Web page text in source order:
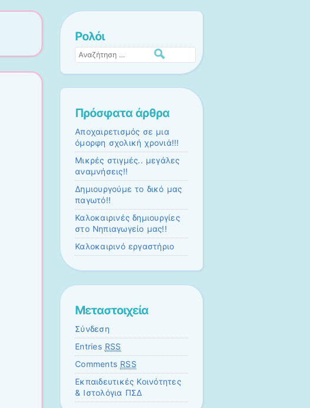
Ρολόι
Αναζήτηση
Πρόσφατα άρθρα
Αποχαιρετισμός σε μια
όμορφη σχολική χρονιά!!!
Μικρές στιγμές.. μεγάλες
αναμνήσεις!!
Δημιουργούμε το δικό μας
παγωτό!!
Καλοκαιρινές δημιουργίες
στο Νηπιαγωγείο μας!!
Καλοκαιρινό εργαστήριο
Μεταστοιχεία
Σύνδεση
Entries RSS
Comments RSS
Εκπαιδευτικές Κοινότητες
& Ιστολόγια ΠΣΔ